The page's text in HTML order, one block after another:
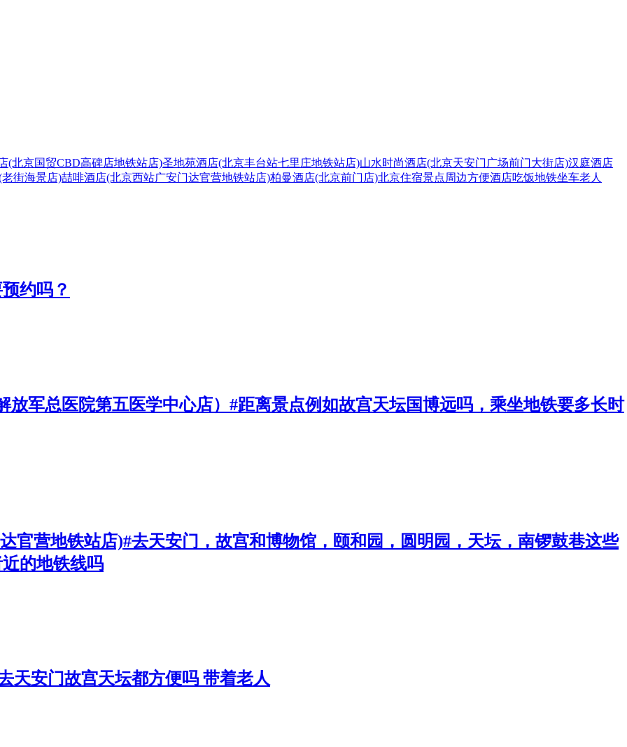
(北京国贸CBD高碑店地铁站店)圣地苑酒店(北京丰台站七里庄地铁站店)山水时尚酒店(北京天安门广场前门大街店)汉庭酒店
街海景店)喆啡酒店(北京西站广安门达官营地铁站店)柏曼酒店(北京前门店)北京住宿景点周边方便酒店吃饭地铁坐车老人
约吗？
放军总医院第五医学中心店）#距离景点例如故宫天坛国博远吗，乘坐地铁要多长时
官营地铁站店)#去天安门，故宫和博物馆，颐和园，圆明园，天坛，南锣鼓巷这些
的地铁线吗
天安门故宫天坛都方便吗 带着老人